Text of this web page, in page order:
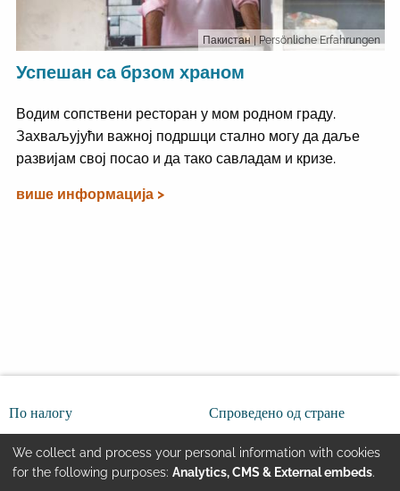
Пакистан | Persönliche Erfahrungen
Успешан са брзом храном
Водим сопствени ресторан у мом родном граду.
Захваљујући важној подршци стално могу да даље
развијам свој посао и да тако савладам и кризе.
више информација >
По налогу Спроведено од стране
Use
We collect and process your personal information with cookies
for the following purposes: Analytics, CMS & External embeds.